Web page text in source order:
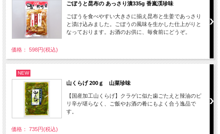
ごぼうと昆布の あっさり漬335g 香嵐渓珍味
ごぼうを食べやすい大きさに揃え昆布と生姜であっさり
と漬け込みました。ごぼうの風味を生かした仕上がりと
なっております。お酒のお供に、毎食前にどうぞ。
価格： 598円(税込)
NEW
山くらげ 200ｇ 山菜珍味
【国産加工山くらげ】クラゲに似た歯ごたえと辣油のピ
リ辛が堪らなく、ご飯やお酒の肴にもよく合う逸品で
す。
価格： 735円(税込)